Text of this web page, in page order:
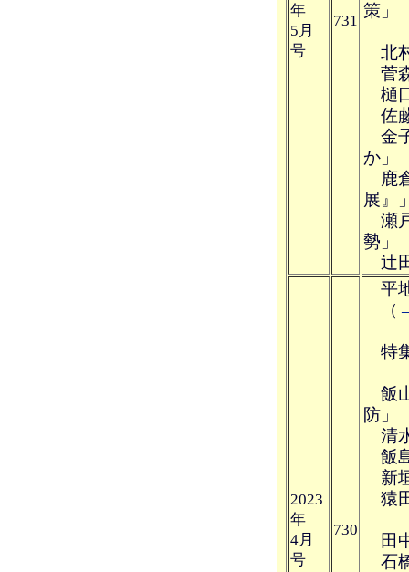
年
5月
号
731
策」
北
菅
樋
佐
金
か」
鹿
展』
瀬
勢」
辻
2023
年
4月
号
730
平
（
特
飯
防」
清
飯
新
猿
田
石